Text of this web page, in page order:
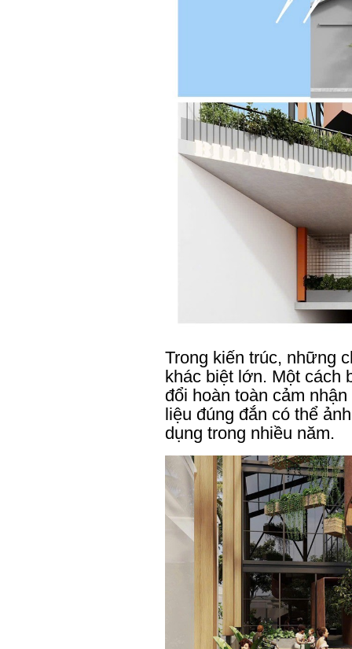
Trong kiến trúc, những
khác biệt lớn. Một cách
đổi hoàn toàn cảm
liệu đúng đắn có thể
dụng trong nhiều năm.